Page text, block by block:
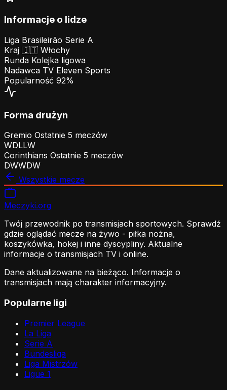
Informacje o lidze
Liga Brasileirão Serie A
Kraj 🇮🇹 Włochy
Runda Kolejka ligowa
Nadawca TV Eleven Sports
Popularność 92%
Forma drużyn
Gremio Ostatnie 5 meczów
WDLLW
Corinthians Ostatnie 5 meczów
DWWDW
Wszystkie mecze
Meczyki.org
Twój przewodnik po transmisjach sportowych. Sprawdź
gdzie oglądać mecze na żywo - piłka nożna,
koszykówka, hokej i inne dyscypliny. Aktualne
informacje o transmisjach TV i online.
Dane aktualizowane na bieżąco. Informacje o
transmisjach mają charakter informacyjny.
Popularne ligi
Premier League
La Liga
Serie A
Bundesliga
Liga Mistrzów
Ligue 1